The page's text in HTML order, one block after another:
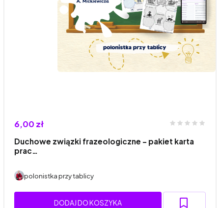
6,00 zł
Duchowe związki frazeologiczne – pakiet karta
prac…
polonistka przy tablicy
DODAJ DO KOSZYKA